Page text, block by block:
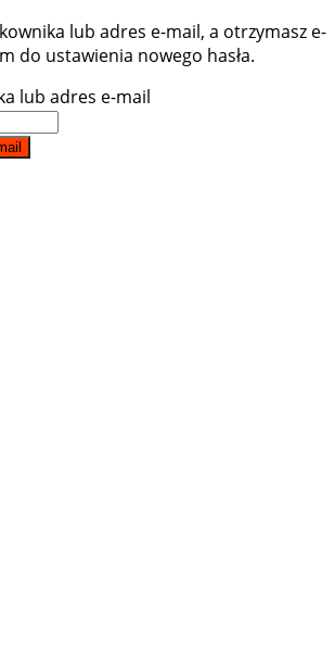
lub adres e-mail, a otrzymasz e-
do ustawienia nowego hasła.
lub adres e-mail